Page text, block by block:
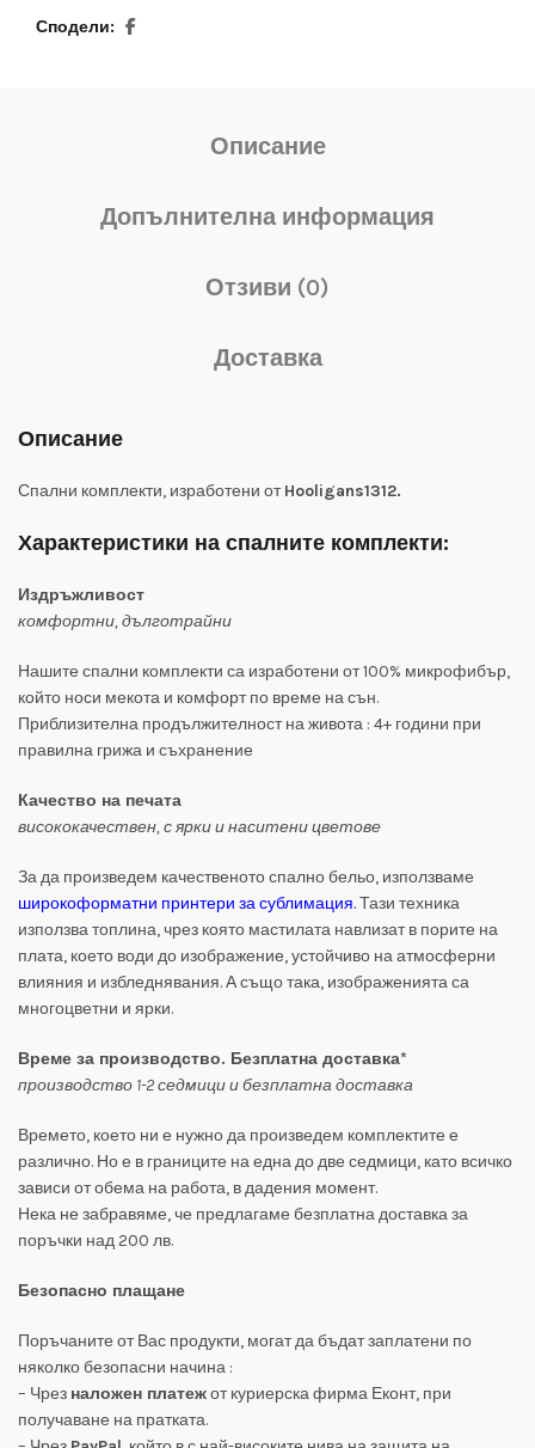
Сподели
Описание
Допълнителна информация
Отзиви (0)
Доставка
Описание
Спални комплекти, изработени отHooligans1312.
Характеристики на спалните комплекти:
Издръжливост
комфортни, дълготрайни
Нашите спални комплекти са изработени от 100% микрофибър,
който носи мекота и комфорт по време на сън.
Приблизителна продължителност на живота : 4+ години при
правилна грижа и съхранение
Качество на печата
висококачествен, с ярки и наситени цветове
За да произведем качественото спално бельо, използваме
широкоформатни принтери за сублимация.Тази техника
използва топлина, чрез която мастилата навлизат в порите на
плата, което води до изображение, устойчиво на атмосферни
влияния и избледнявания. А също така, изображенията са
многоцветни и ярки.
Време за производство. Безплатна доставка*
производство 1-2 седмици и безплатна доставка
Времето, което ни е нужно да произведем комплектите е
различно. Но е в границите на една до две седмици, като всичко
зависи от обема на работа, в дадения момент.
Нека не забравяме, че предлагаме безплатна доставка за
поръчки над 200 лв.
Безопасно плащане
Поръчаните от Вас продукти, могат да бъдат заплатени по
няколко безопасни начина :
– Чрез наложен платежот куриерска фирма Еконт, при
получаване на пратката.